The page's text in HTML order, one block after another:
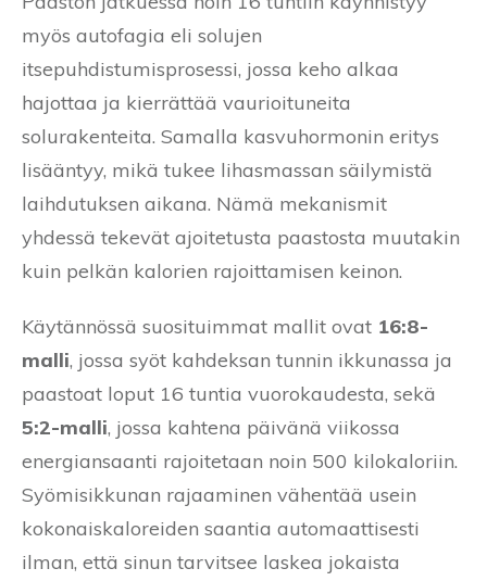
myös autofagia eli solujen
itsepuhdistumisprosessi, jossa keho alkaa
hajottaa ja kierrättää vaurioituneita
solurakenteita. Samalla kasvuhormonin eritys
lisääntyy, mikä tukee lihasmassan säilymistä
laihdutuksen aikana. Nämä mekanismit
yhdessä tekevät ajoitetusta paastosta muutakin
kuin pelkän kalorien rajoittamisen keinon.
Käytännössä suosituimmat mallit ovat 16:8-
malli, jossa syöt kahdeksan tunnin ikkunassa ja
paastoat loput 16 tuntia vuorokaudesta, sekä
5:2-malli, jossa kahtena päivänä viikossa
energiansaanti rajoitetaan noin 500 kilokaloriin.
Syömisikkunan rajaaminen vähentää usein
kokonaiskaloreiden saantia automaattisesti
ilman, että sinun tarvitsee laskea jokaista